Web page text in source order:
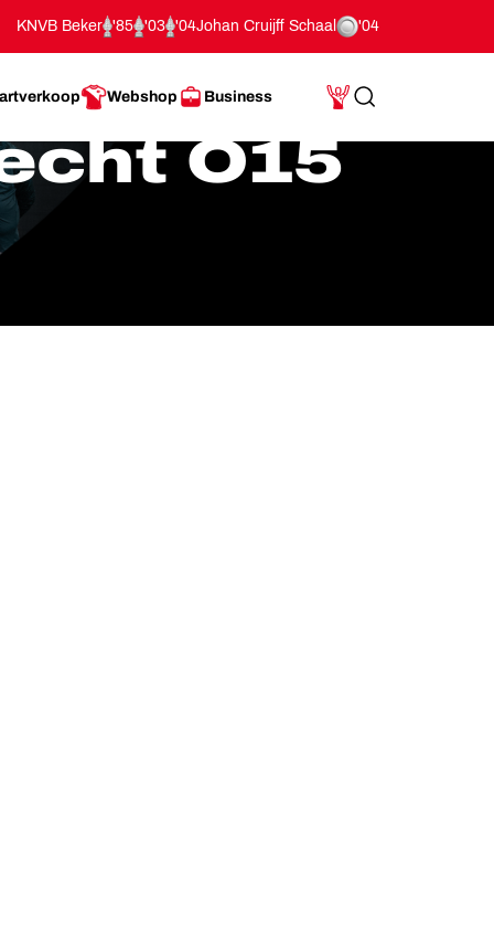
KNVB Beker '85 '03 '04Johan Cruijff Schaal '04
Webshop Business
Mijn Account
Search
O15